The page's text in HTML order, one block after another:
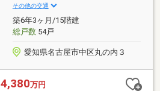
その他の交通
築6年3ヶ月/15階建
総戸数54戸
愛知県名古屋市中区丸の内３
4,380万円